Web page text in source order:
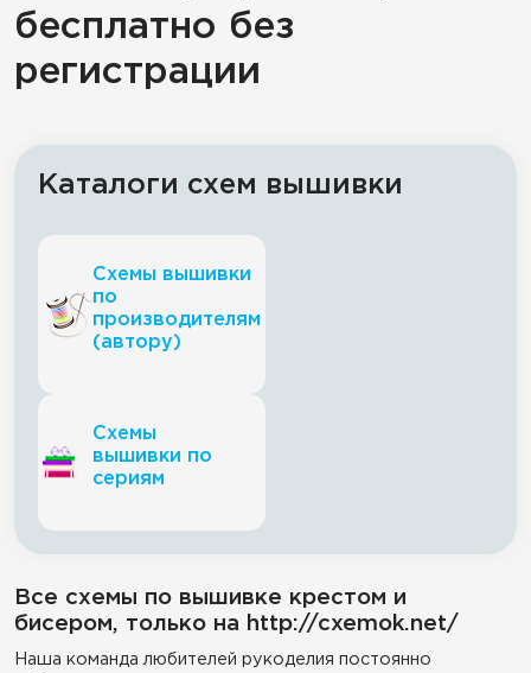
бесплатно без
регистрации
Каталоги схем вышивки
Схемы вышивки
по
производителям
(автору)
Схемы
вышивки по
сериям
Все схемы по вышивке крестом и
бисером, только на http://cxemok.net/
Наша команда любителей рукоделия постоянно